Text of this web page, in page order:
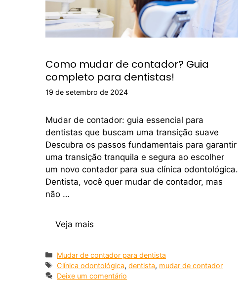
Como mudar de contador? Guia
completo para dentistas!
19 de setembro de 2024
Mudar de contador: guia essencial para
dentistas que buscam uma transição suave
Descubra os passos fundamentais para garantir
uma transição tranquila e segura ao escolher
um novo contador para sua clínica odontológica.
Dentista, você quer mudar de contador, mas
não …
Veja mais
Mudar de contador para dentista
Clínica odontológica,dentista, mudar de contador
Deixe um comentário